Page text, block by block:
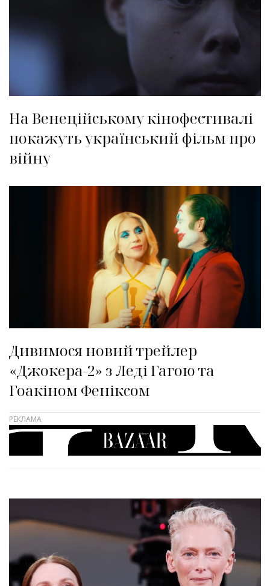
На Венеційському кінофестивалі
покажуть український фільм про
війну
Дивимося новий трейлер
«Джокера-2» з Леді Гагою та
Гоакіном Феніксом